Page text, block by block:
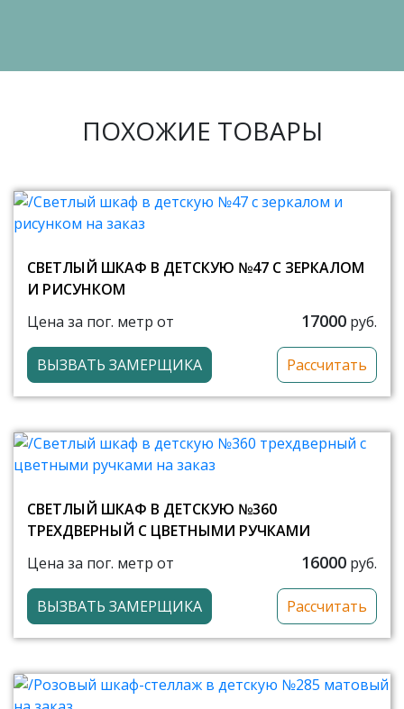
ПОХОЖИЕ ТОВАРЫ
СВЕТЛЫЙ ШКАФ В ДЕТСКУЮ №47 С ЗЕРКАЛОМ
И РИСУНКОМ
Цена за пог. метр от
17000 руб.
ВЫЗВАТЬ ЗАМЕРЩИКА Рассчитать
СВЕТЛЫЙ ШКАФ В ДЕТСКУЮ №360
ТРЕХДВЕРНЫЙ С ЦВЕТНЫМИ РУЧКАМИ
Цена за пог. метр от
16000 руб.
ВЫЗВАТЬ ЗАМЕРЩИКА Рассчитать